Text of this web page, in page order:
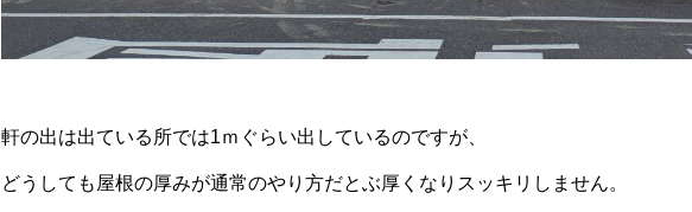
軒の出は出ている所では1ｍぐらい出しているのですが、
どうしても屋根の厚みが通常のやり方だとぶ厚くなりスッキリしません。